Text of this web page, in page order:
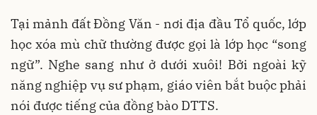
Tại mảnh đất Đồng Văn - nơi địa đầu Tổ quốc, lớp
học xóa mù chữ thường được gọi là lớp học “song
ngữ”. Nghe sang như ở dưới xuôi! Bởi ngoài kỹ
năng nghiệp vụ sư phạm, giáo viên bắt buộc phải
nói được tiếng của đồng bào DTTS.